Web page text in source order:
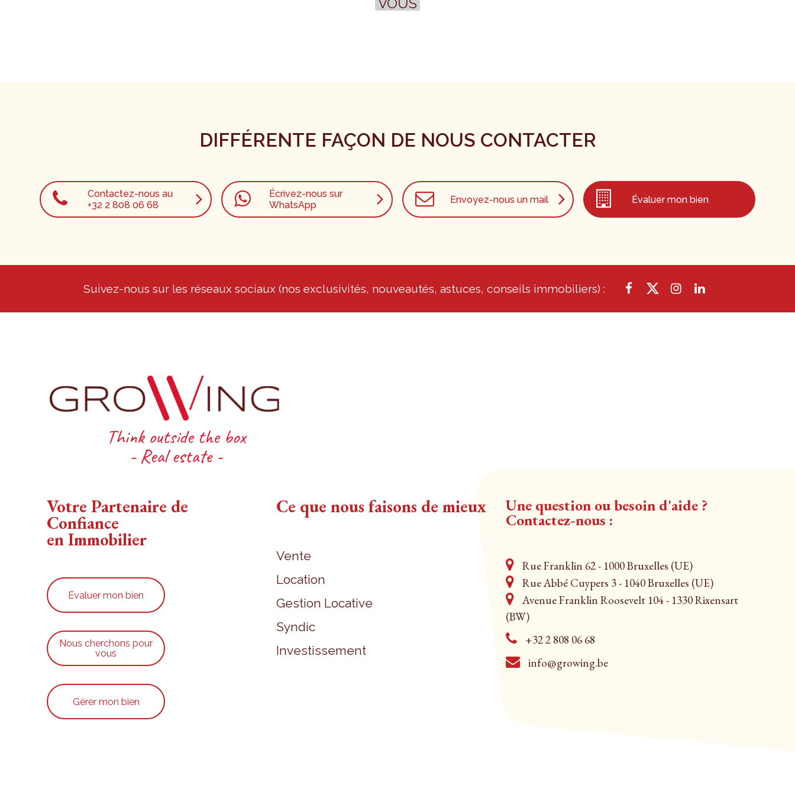
DIFFÉRENTE FAÇON DE NOUS CONTACTER
Contactez-nous au
+32 2 808 06 68
Écrivez-nous sur
WhatsApp
Envoyez-nous un mail Évaluer mon bien
Suivez-nous sur les réseaux sociaux (nos exclusivités, nouveautés, astuces, conseils immobiliers) :
Votre Partenaire de
Confiance
en Immobilier
Évaluer mon bien
Nous cherchons pour
vous
Gérer mon bien
Ce que nous faisons de mieux
Vente
Location
Gestion Locative
Syndic
Investissement
Une question ou besoin d'aide ?
Contactez-nous :
Rue Franklin 62 - 1000 Bruxelles (UE)
Rue Abbé Cuypers 3 - 1040 Bruxelles (UE)
Avenue Franklin Roosevelt 104 - 1330 Rixensart
(BW)
+32 2 808 06 68
info@growing.be